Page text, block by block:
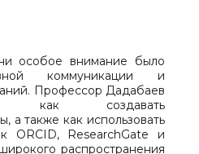
особое внимание было
коммуникации и
Профессор Дадабаев
как создавать
а также как использовать
ORCID, ResearchGate и
распространения